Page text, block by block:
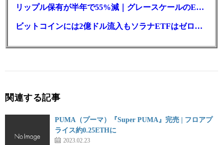
リップル保有が半年で55%減｜グレースケールのETF、純資産1.6億ドル減
ビットコインには2億ドル流入もソラナETFはゼロ｜5営業日連続で停止
関連する記事
PUMA（プーマ）『Super PUMA』完売 | フロアプ
ライス約0.25ETHに
2023.02.23